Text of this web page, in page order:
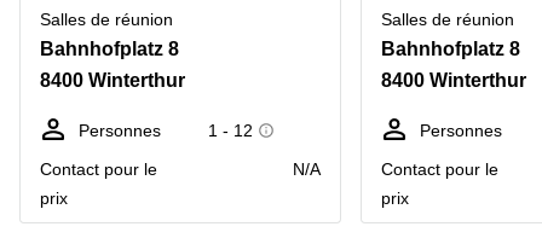
Salles de réunion
Bahnhofplatz 8
8400 Winterthur
Personnes
1 - 12
Contact pour le
prix
N/A
Salles de réunion
Bahnhofplatz 8
8400 Winterthur
Personnes
Contact pour le
prix